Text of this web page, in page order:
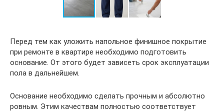
Перед тем как уложить напольное финишное покрытие
при ремонте в квартире необходимо подготовить
основание. От этого будет зависеть срок эксплуатации
пола в дальнейшем.
Основание необходимо сделать прочным и абсолютно
ровным. Этим качествам полностью соответствует